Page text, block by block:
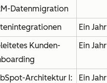
Datenmigration
Ein Jahr
Kunden-
Ein Jahr
Architektur I:
Ein Jahr